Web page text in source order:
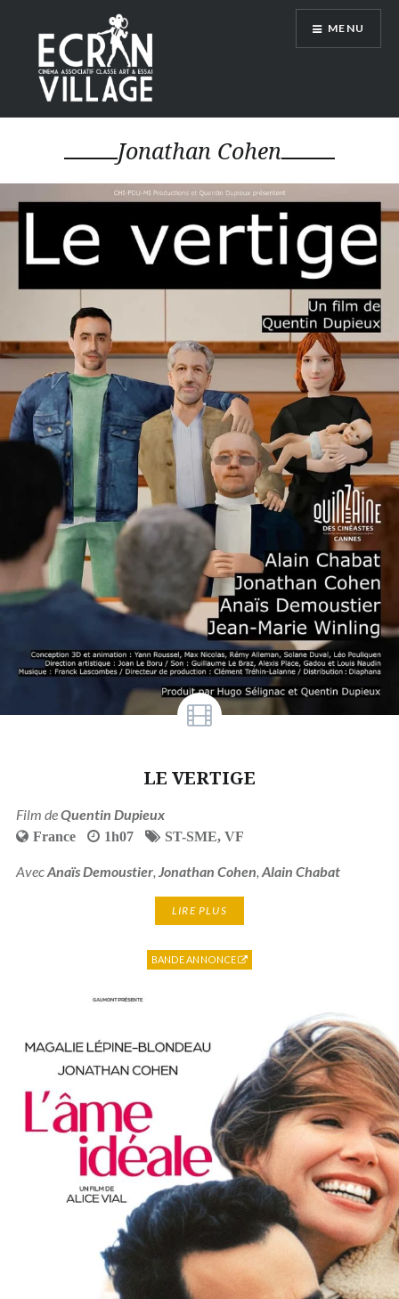
contenu
principal
ÉCRAN VILLAGE
MENU
Jonathan Cohen
LE VERTIGE
Film deQuentin Dupieux
France 1h07 ST-SME, VF
AvecAnaïs Demoustier, Jonathan Cohen Alain Chabat
LIRE PLUS
BANDE ANNONCE